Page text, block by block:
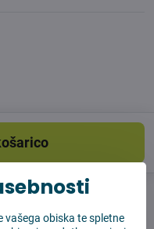
košarico
vašega obiska te spletne